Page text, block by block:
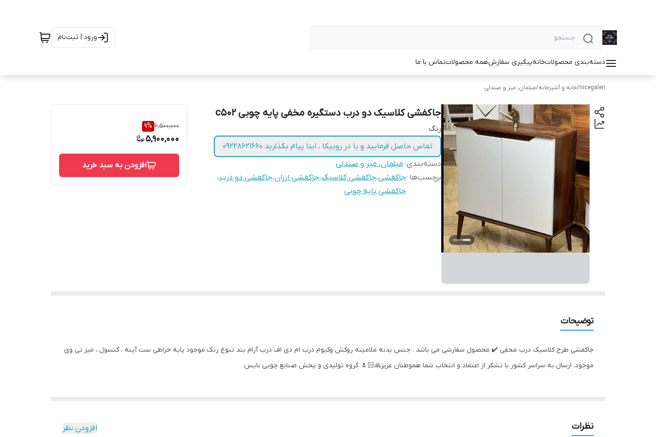
ورود | ثبت‌نام
دسته‌بندی محصولاتخانهپیگیری سفارشهمه محصولاتتماس با ما
nicegaleri
/خانه و آشپزخانه/مبلمان، میز و صندلی
جاکفشی کلاسیک دو درب دستگیره مخفی پایه چوبی c502
رنگ
تماس حاصل فرمایید و یا در روبیکا ، ایتا پیام بگذلرید ۰۹۲۲۸۶۲۱۶۶۰
دسته‌بندی: مبلمان، میز و صندلی
برچسب‌ها :جاکفشی،جاکفشی کلاسیک،جاکفشی ارزان،جاکفشی دو درب،
جاکفشی پایه چوبی
6,500,000
9%
5,900,000
افزودن به سبد خرید
توضیحات
جاکفشی طرح کلاسیک درب مخفی ✔️ محصول سفارشی می باشد . جنس بدنه ملامینه روکش وکیوم درب ام دی اف درب آرام بند تنوع رنگ موجود پایه خراطی ست آینه ، کنسول ، میز تی وی
موجود. ارسال به سراسر کشور با تشکر از اعتماد و انتخاب شما هموطنان عزیز🙏🏻🌷 گروه تولیدی و پخش صنایع چوبی نایس
نظرات افزودن نظر